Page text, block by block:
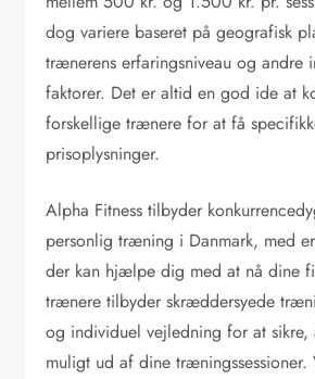
dog variere baseret på geografisk
trænerens erfaringsniveau og andre
faktorer. Det er altid en god ide at
forskellige trænere for at få
prisoplysninger.
Alpha Fitness tilbyder
personlig træning i Danmark, med
der kan hjælpe dig med at nå dine
trænere tilbyder skræddersyede
og individuel vejledning for at sikre,
muligt ud af dine